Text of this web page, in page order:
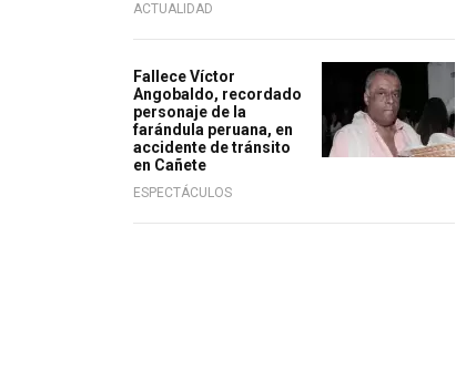
ACTUALIDAD
Fallece Víctor
Angobaldo, recordado
personaje de la
farándula peruana, en
accidente de tránsito
en Cañete
ESPECTÁCULOS